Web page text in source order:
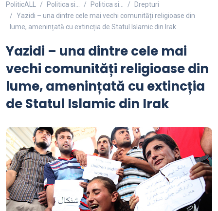
PoliticALL Politica si… Politica si...
Drepturi
Yazidi – una dintre cele mai vechi comunități religioase din
lume, amenințată cu extincția de Statul Islamic din Irak
Yazidi – una dintre cele mai
vechi comunități religioase din
lume, amenințată cu extincția
de Statul Islamic din Irak